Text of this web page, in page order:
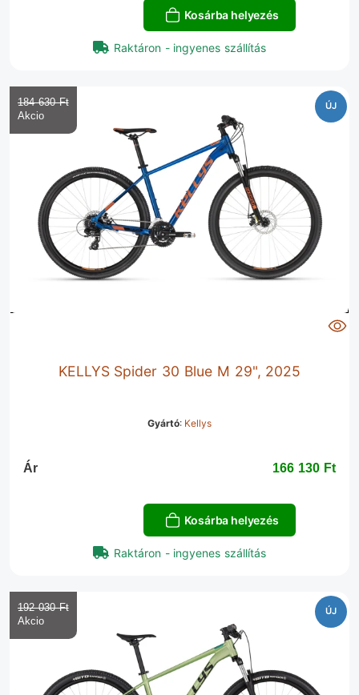
Kosárba helyezés
Raktáron - ingyenes szállítás
ÚJ
KELLYS Spider 30 Blue M 29", 2025
Gyártó: Kellys
184 630 Ft‎
Ár 166 130 Ft‎
Kosárba helyezés
Raktáron - ingyenes szállítás
ÚJ
192 030 Ft‎